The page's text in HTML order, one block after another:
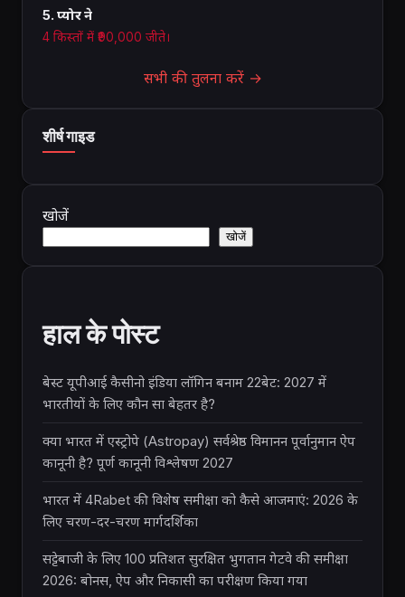
5. प्योर ने
4 किस्तों में ₹90,000 जीते।
सभी की तुलना करें →
शीर्ष गाइड
खोजें
खोजें
हाल के पोस्ट
बेस्ट यूपीआई कैसीनो इंडिया लॉगिन बनाम 22बेट: 2027 में
भारतीयों के लिए कौन सा बेहतर है?
क्या भारत में एस्ट्रोपे (Astropay) सर्वश्रेष्ठ विमानन पूर्वानुमान ऐप
कानूनी है? पूर्ण कानूनी विश्लेषण 2027
भारत में 4Rabet की विशेष समीक्षा को कैसे आजमाएं: 2026 के
लिए चरण-दर-चरण मार्गदर्शिका
सट्टेबाजी के लिए 100 प्रतिशत सुरक्षित भुगतान गेटवे की समीक्षा
2026: बोनस, ऐप और निकासी का परीक्षण किया गया